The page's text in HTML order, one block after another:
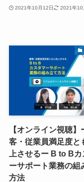
2021年10月12日 2021年10
【オンライン視聴】
客・従業員満足度と
上させるー B to B
ーサポート業務の組
方法